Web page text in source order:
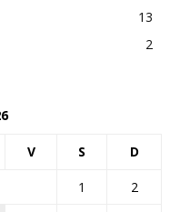
13
2
V S D
1
2